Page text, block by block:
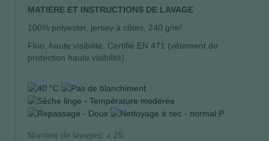
MATIÈRE ET INSTRUCTIONS DE LAVAGE
100% polyester, jersey à côtes, 240 g/m²
Fluo, haute visibilité. Certifié EN 471 (vêtement de
protection haute visibilité).
Nombre de lavages: x 25